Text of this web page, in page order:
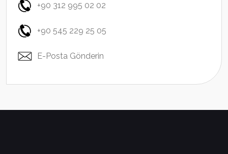
+90 312 995 02 02
+90 545 229 25 05
E-Posta Gönderin